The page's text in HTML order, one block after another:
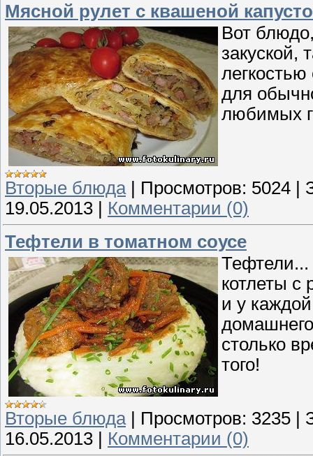
Мясной рулет с квашеной
Вот
закуской,
для
любимых
Вторые блюда| Просмотров: 5024
19.05.2013
Комментарии (0)
Тефтели в томатном соусе
котлеты с
и у каждой
столько
того!
Вторые блюда | Просмотров: 3235 |
16.05.2013 | Комментарии (0)